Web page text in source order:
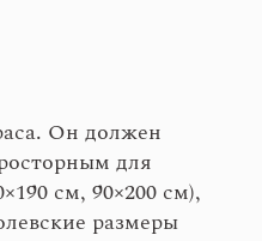
Он должен
для
см, 90×200 см),
размеры